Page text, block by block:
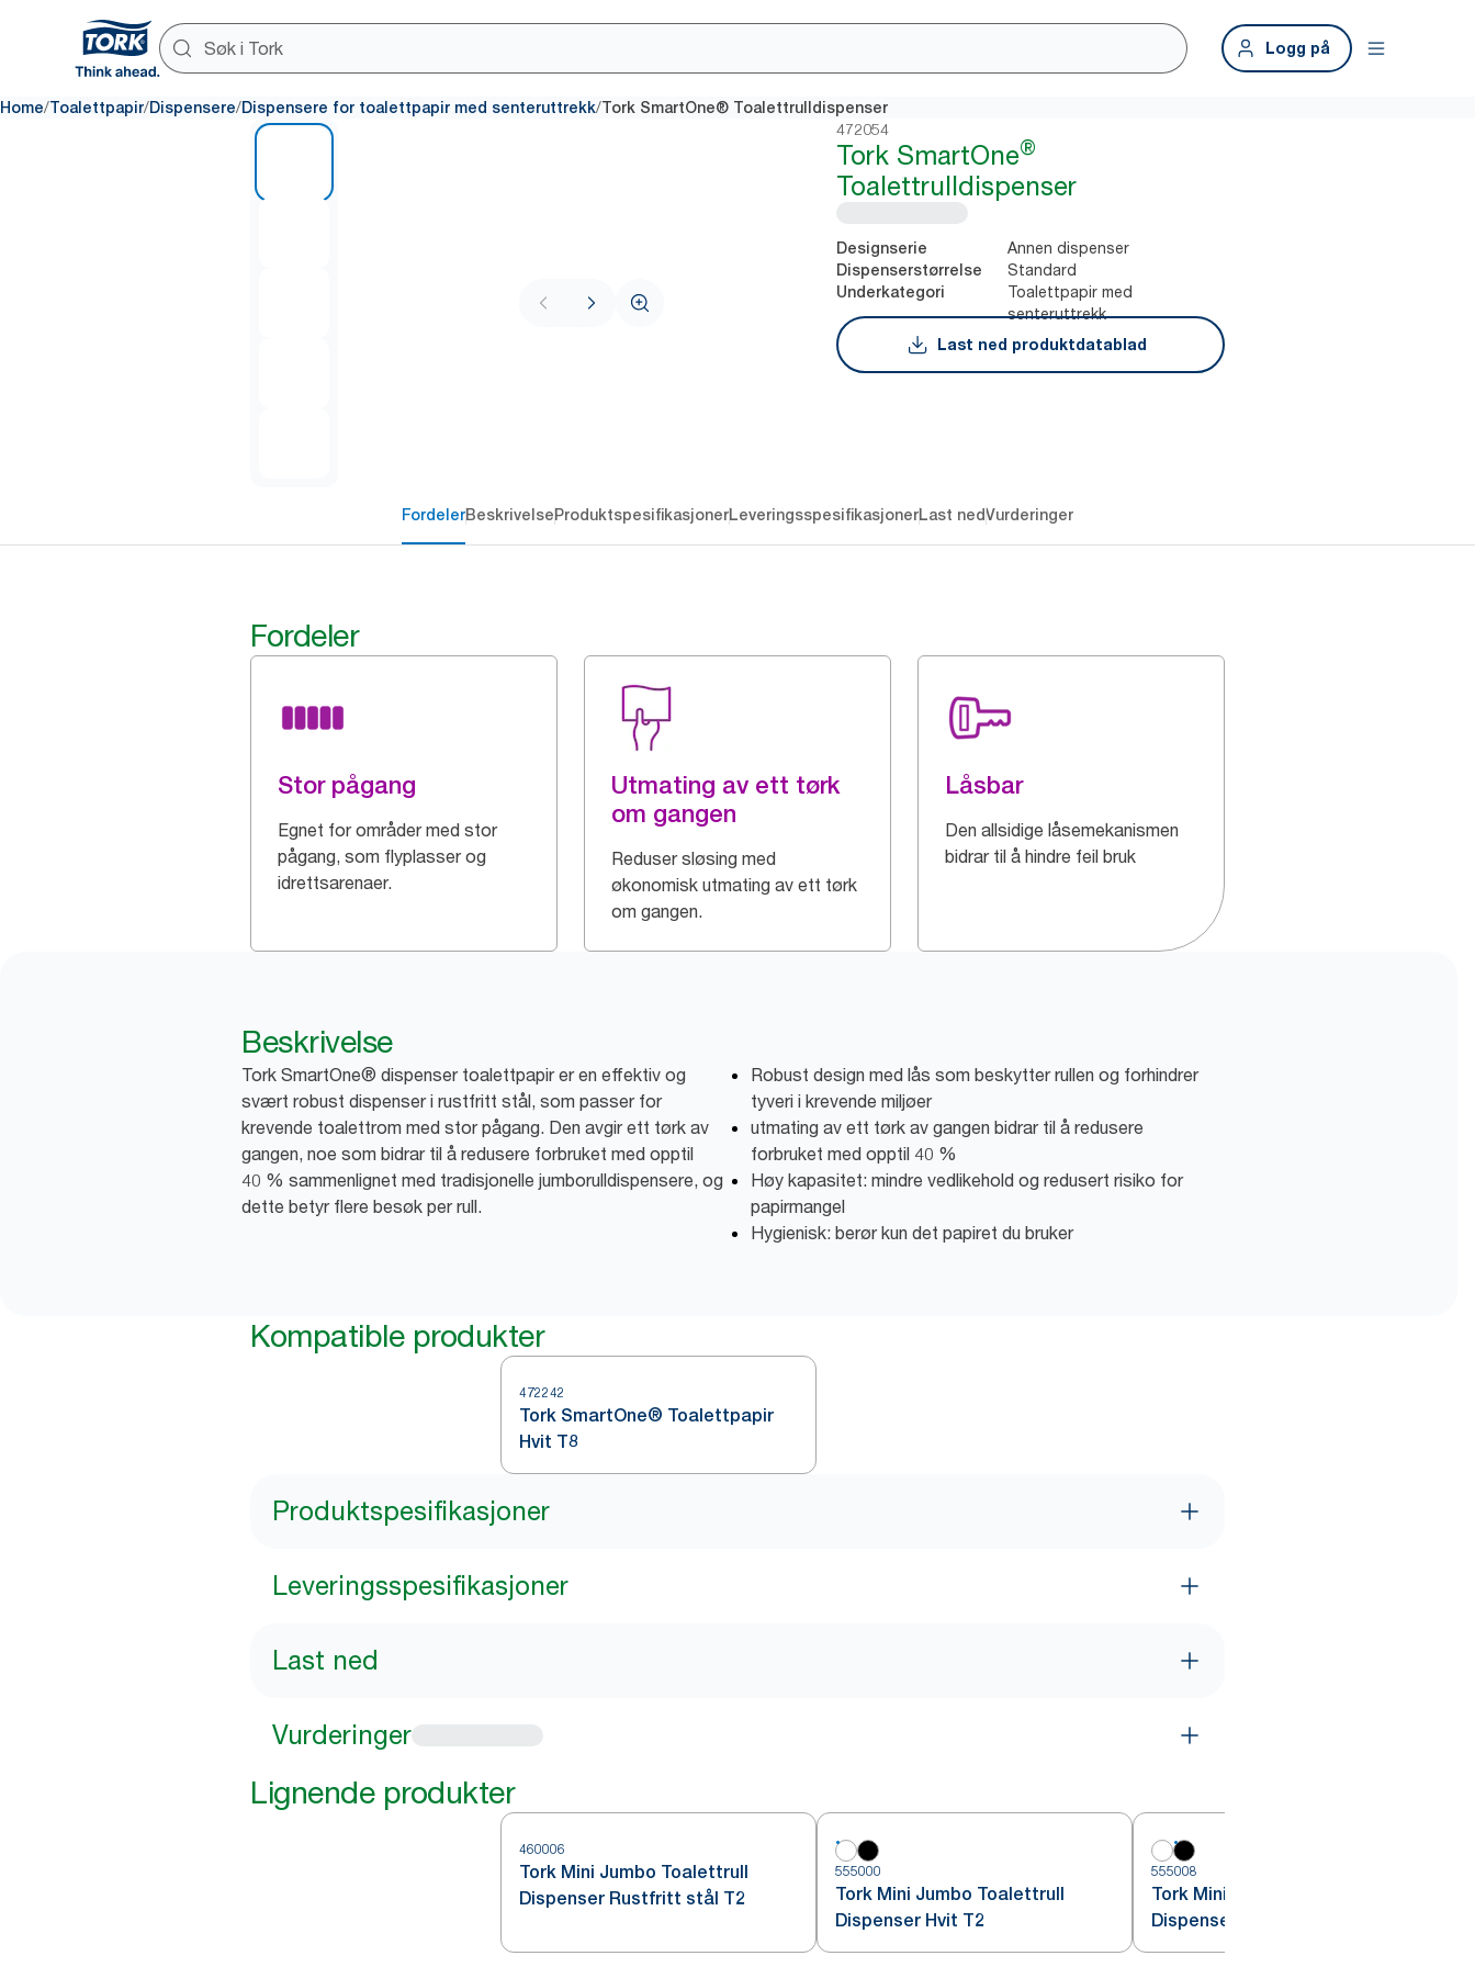
Logg på
Home/Toalettpapir/Dispensere/Dispensere for toalettpapir med senteruttrekk/Tork SmartOne® Toalettrulldispenser
472054
Tork SmartOne®
Toalettrulldispenser
Designserie Annen dispenser
Dispenserstørrelse Standard
Underkategori
Toalettpapir med
senteruttrekk
Last ned produktdatablad
FordelerBeskrivelseProduktspesifikasjonerLeveringsspesifikasjonerLast nedVurderinger
Fordeler
Stor pågang
Egnet for områder med stor
pågang, som flyplasser og
idrettsarenaer.
Utmating av ett tørk
om gangen
Reduser sløsing med
økonomisk utmating av ett tørk
om gangen.
Låsbar
Den allsidige låsemekanismen
bidrar til å hindre feil bruk
Beskrivelse
Tork SmartOne® dispenser toalettpapir er en effektiv og
svært robust dispenser i rustfritt stål, som passer for
krevende toalettrom med stor pågang. Den avgir ett tørk av
gangen, noe som bidrar til å redusere forbruket med opptil
40 % sammenlignet med tradisjonelle jumborulldispensere, og
dette betyr flere besøk per rull.
Robust design med lås som beskytter rullen og forhindrer
tyveri i krevende miljøer
utmating av ett tørk av gangen bidrar til å redusere
forbruket med opptil 40 %
Høy kapasitet: mindre vedlikehold og redusert risiko for
papirmangel
Hygienisk: berør kun det papiret du bruker
Kompatible produkter
472242
Tork SmartOne® Toalettpapir
Hvit T8
Produktspesifikasjoner
Leveringsspesifikasjoner
Last ned
Vurderinger
Lignende produkter
460006
Tork Mini Jumbo Toalettrull
Dispenser Rustfritt stål T2
555000
Tork Mini Jumbo Toalettrull
Dispenser Hvit T2
555008
Tork Mini Jumbo Toalettrull
Dispenser Sort T2